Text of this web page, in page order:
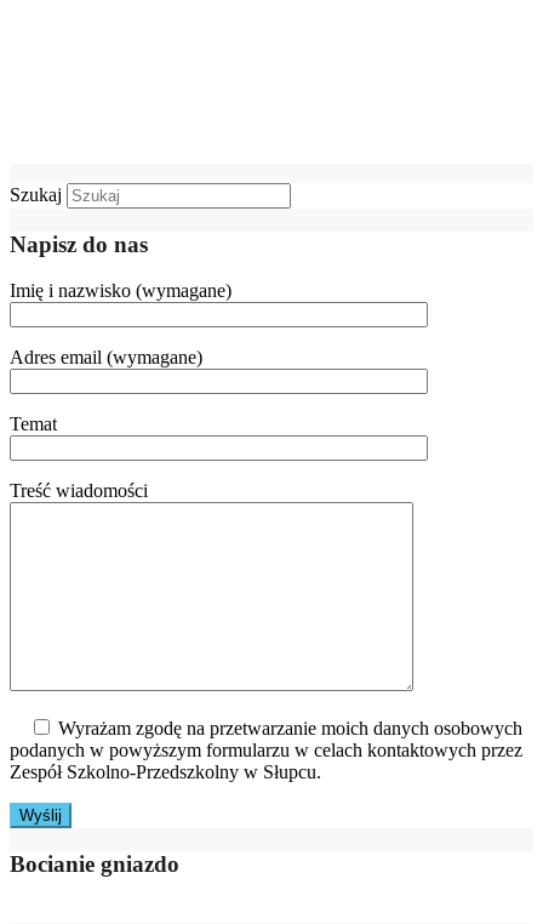
Szukaj
Napisz do nas
Imię i nazwisko (wymagane)
Adres email (wymagane)
Temat
Treść wiadomości
Wyrażam zgodę na przetwarzanie moich danych osobowych
podanych w powyższym formularzu w celach kontaktowych przez
Zespół Szkolno-Przedszkolny w Słupcu.
Bocianie gniazdo